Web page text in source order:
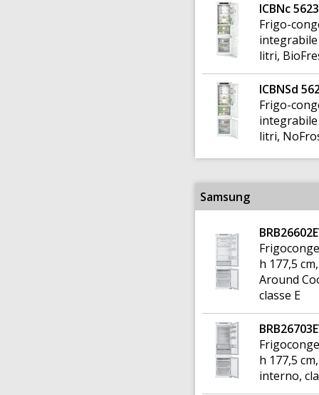
ICBNc 5623
Frigo-
integrabile
litri,
ICBNSd
Frigo-
integrabile
litri,
Samsung
h 177,5
Around
classe E
h 177,5
interno,